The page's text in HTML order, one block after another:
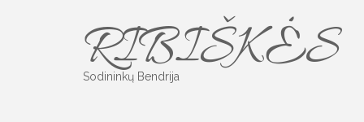
RIBIŠKĖS
Sodininkų Bendrija